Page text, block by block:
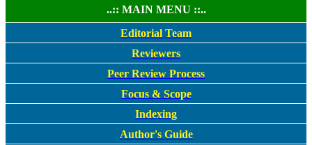
..:: MAIN MENU ::..
Editorial Team
Reviewers
Peer Review Process
Focus & Scope
Indexing
Author's Guide